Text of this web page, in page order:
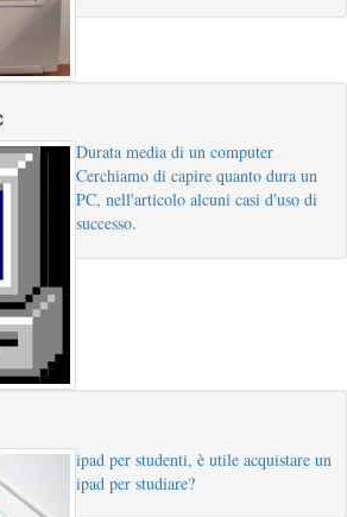
Durata media di un computer
Cerchiamo di capire quanto dura un
PC, nell'articolo alcuni casi d'uso di
successo.
ipad per studenti, è utile acquistare un
ipad per studiare?